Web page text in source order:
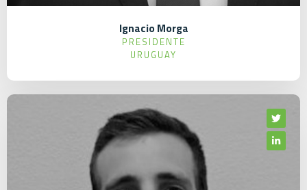
Ignacio Morga
PRESIDENTE
URUGUAY